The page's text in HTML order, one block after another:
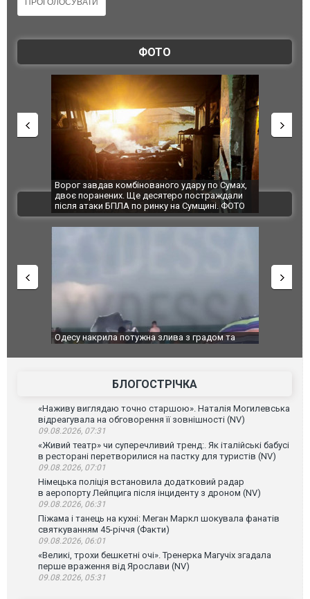
ФОТО
За 2000 кілометрів від кордону з Україною: в
Єкатеринбурзі після атаки дронів загорівся
склад Wildberries. ФОТО. ВІДЕО
"Мої
ВІДЕО
Вже вивели на тести: Ferrari готує оновлення
Вийшов
фільму
БЛОГОСТРІЧКА
«Наживу виглядаю точно старшою». Наталія Могилевська
відреагувала на обговорення її зовнішності (NV)
09.08.2026, 07:31
«Живий театр» чи суперечливий тренд:. Як італійські бабусі
в ресторані перетворилися на пастку для туристів (NV)
09.08.2026, 07:01
Німецька поліція встановила додатковий радар
в аеропорту Лейпцига після інциденту з дроном (NV)
09.08.2026, 06:31
Піжама і танець на кухні: Меган Маркл шокувала фанатів
святкуванням 45-річчя (Факти)
09.08.2026, 06:01
«Великі, трохи бешкетні очі». Тренерка Магучіх згадала
перше враження від Ярослави (NV)
09.08.2026, 05:31